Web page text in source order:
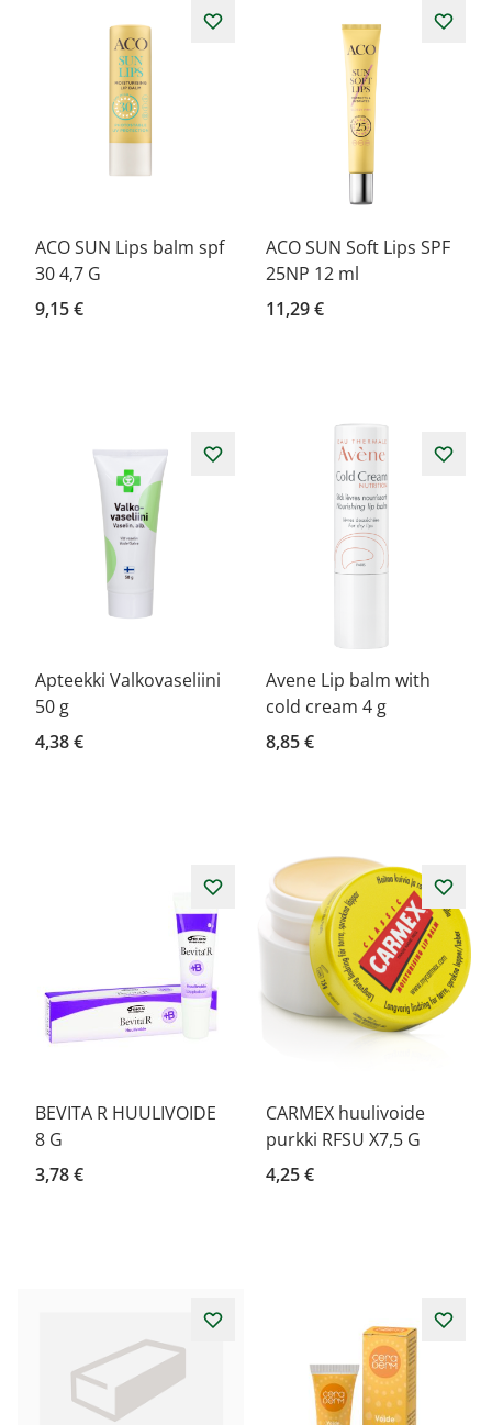
ACO SUN Lips balm spf
30 4,7 G
9,15 €
ACO SUN Soft Lips SPF
25NP 12 ml
11,29 €
Apteekki Valkovaseliini
50 g
4,38 €
Avene Lip balm with
cold cream 4 g
8,85 €
BEVITA R HUULIVOIDE
8 G
3,78 €
CARMEX huulivoide
purkki RFSU X7,5 G
4,25 €